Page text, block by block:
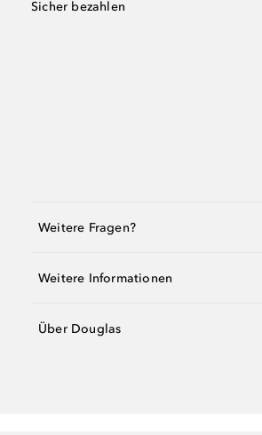
Sicher bezahlen
Weitere Fragen?
Weitere Informationen
Über Douglas